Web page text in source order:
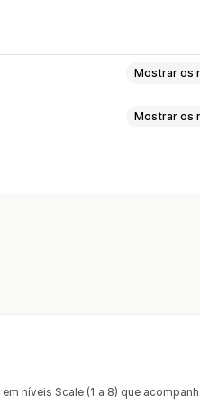
Mostrar os
Mostrar os
níveis Scale (1 a 8) que